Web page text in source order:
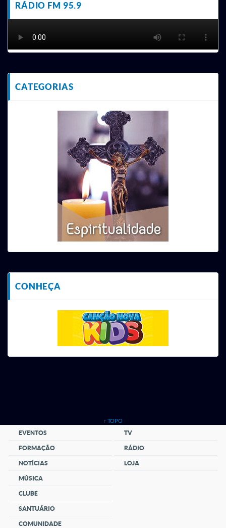
RÁDIO FM 95.9
CATEGORIAS
CONHEÇA
↑ TOPO
EVENTOS
FORMAÇÃO
NOTÍCIAS
MÚSICA
CLUBE
SANTUÁRIO
COMUNIDADE
TV
RÁDIO
LOJA